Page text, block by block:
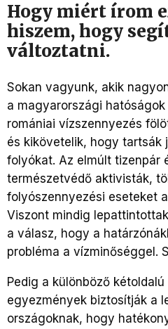
Hogy miért írom
hiszem, hogy
változtatni.
Sokan vagyunk, akik
a magyarországi
romániai vízszennyezés
és kikövetelik, hogy tartsák
folyókat. Az elmúlt tizenpár
természetvédő aktivisták,
folyószennyezési eseteket
Viszont mindig
a válasz, hogy a
probléma a vízminőséggel.
Pedig a különböző
egyezmények biztosítják a
országoknak, hogy